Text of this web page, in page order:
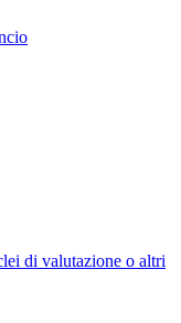
di valutazione o altri